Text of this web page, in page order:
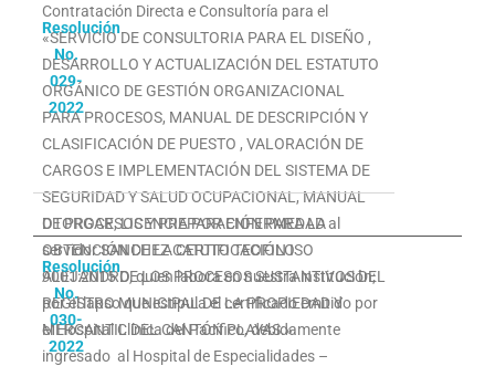
Contratación Directa e Consultoría para el
«SERVICIO DE CONSULTORIA PARA EL DISEÑO ,
DESARROLLO Y ACTUALIZACIÓN DEL ESTATUTO
ORGÁNICO DE GESTIÓN ORGANIZACIONAL
PARA PROCESOS, MANUAL DE DESCRIPCIÓN Y
CLASIFICACIÓN DE PUESTO , VALORACIÓN DE
CARGOS E IMPLEMENTACIÓN DEL SISTEMA DE
SEGURIDAD Y SALUD OCUPACIONAL, MANUAL
DE PROCESOS Y PREPARACIÓN PARA LA
OBTENCIÓN DE LA CERTIFICACIÓN ISO
9001:2015 DE LOS PROCESOS SUSTANTIVOS DEL
REGISTRO MUNICIPAL DE LA PROPIEDAD Y
MERCANTIL DEL CANTÓN PLAYAS.»
Resolución
No.
029-
2022
OTORGAR, LICENCIA POR ENFERMEDAD al
servidor SANCHEZ CATUTO TEOFILO
ALEJANDRO, quien labora en nuestra institución;
por el lapso que estipula el certificado emitido por
el Hospital Clínica del Pacífico, debidamente
ingresado al Hospital de Especialidades –
Resolución
No.
030-
2022